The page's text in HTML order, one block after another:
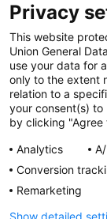
Privacy
This website
Union General
use your data for
only to the extent
relation to a
your consent(s)
by clicking "Agree
Analytics
Conversion
Remarketing
Show detailed
Rejestracji
i Produktów
Warszawa; Tel.:
Strona
niepożądane
dopuszczenie
wydawany bez